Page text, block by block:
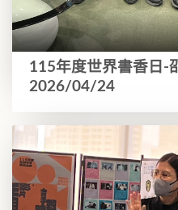
115年度世界書香日-
2026/04/24